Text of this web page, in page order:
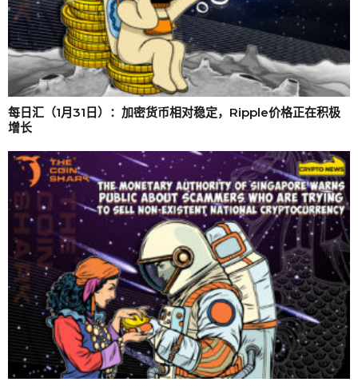
每日汇（1月31日）：加密货币相对稳定，Ripple价格正在积极
增长